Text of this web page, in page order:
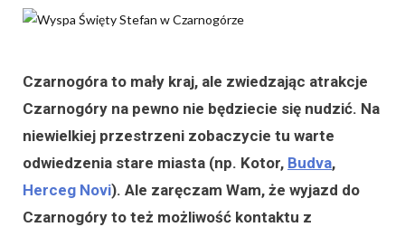
Czarnogóra to mały kraj, ale zwiedzając atrakcje
Czarnogóry na pewno nie będziecie się nudzić. Na
niewielkiej przestrzeni zobaczycie tu warte
odwiedzenia stare miasta (np. Kotor, Budva,
Herceg Novi). Ale zaręczam Wam, że wyjazd do
Czarnogóry to też możliwość kontaktu z